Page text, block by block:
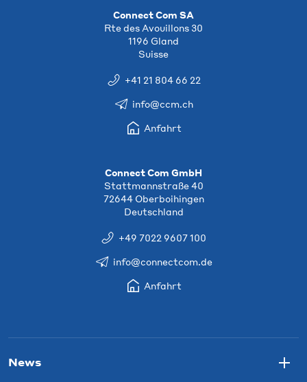
Connect Com SA
Rte des Avouillons 30
1196 Gland
Suisse
+41 21 804 66 22
info@ccm.ch
Anfahrt
Connect Com GmbH
Stattmannstraße 40
72644 Oberboihingen
Deutschland
+49 7022 9607 100
info@connectcom.de
Anfahrt
News